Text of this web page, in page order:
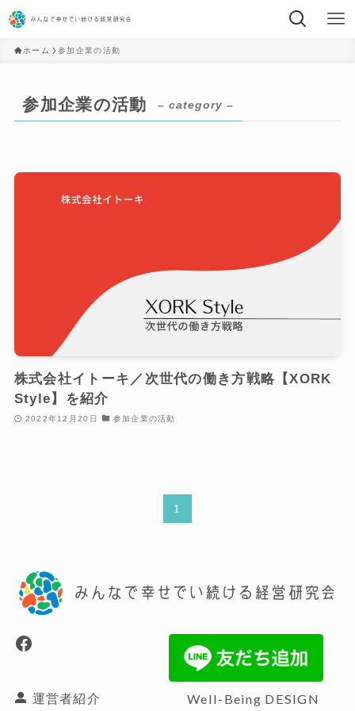
ホーム 参加企業の活動
参加企業の活動 – category –
株式会社イトーキ／次世代の働き方戦略【XORK
Style】を紹介
2022年12月20日 参加企業の活動
1
Facebook
運営者紹介 Well-Being DESIGN